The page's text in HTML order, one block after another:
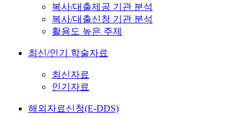
복사/대출제공 기관 분석
복사/대출신청 기관 분석
활용도 높은 주제
최신/인기 학술자료
최신자료
인기자료
해외자료신청(E-DDS)